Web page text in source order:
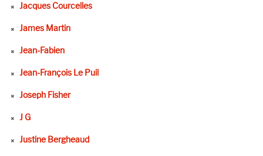
Jacques Courcelles
James Martin
Jean-Fabien
Jean-François Le Puil
Joseph Fisher
J G
Justine Bergheaud